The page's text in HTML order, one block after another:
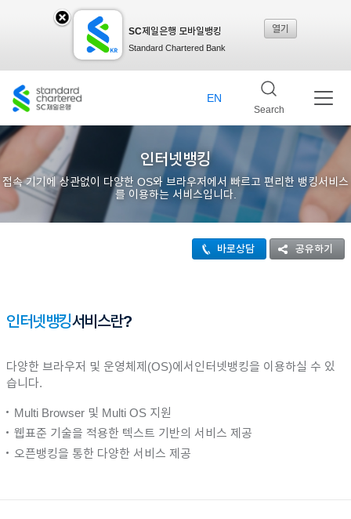
SC제일은행 모바일뱅킹
Standard Chartered Bank
열기
제일
은행
모바
킹레
이어
창 닫
Search
EN
인터넷뱅킹
접속 기기에 상관없이 다양한 OS와 브라우저에서 빠르고 편리한 뱅킹서비스
를 이용하는 서비스입니다.
바로상담 공유하기
인터넷뱅킹서비스란?
다양한 브라우저 및 운영체제(OS)에서 인터넷뱅킹을 이용하실 수 있
습니다.
Multi Browser 및 Multi OS 지원
웹표준 기술을 적용한 텍스트 기반의 서비스 제공
오픈뱅킹을 통한 다양한 서비스 제공